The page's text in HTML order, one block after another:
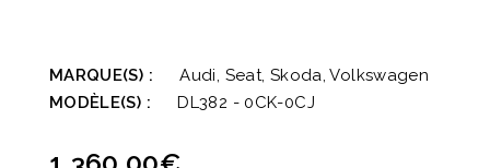
MARQUE(S) :
Audi, Seat, Skoda, Volkswagen
MODÈLE(S) :
DL382 - 0CK-0CJ